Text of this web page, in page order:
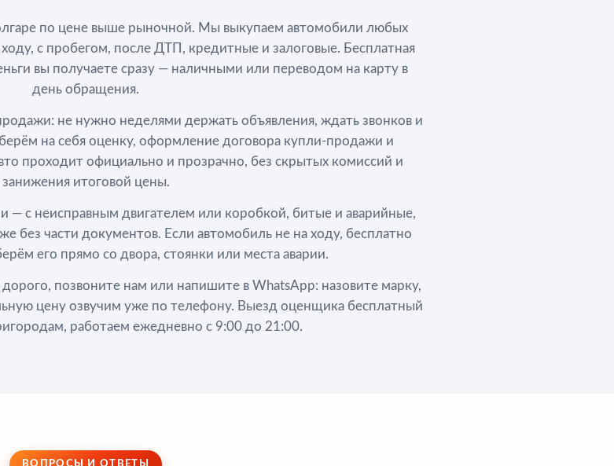
по цене выше рыночной. Мы выкупаем автомобили любых
с пробегом, после ДТП, кредитные и залоговые. Бесплатная
вы получаете сразу — наличными или переводом на карту в
день обращения.
не нужно неделями держать объявления, ждать звонков и
на себя оценку, оформление договора купли-продажи и
проходит официально и прозрачно, без скрытых комиссий и
занижения итоговой цены.
с неисправным двигателем или коробкой, битые и аварийные,
без части документов. Если автомобиль не на ходу, бесплатно
его прямо со двора, стоянки или места аварии.
позвоните нам или напишите в WhatsApp: назовите марку,
цену озвучим уже по телефону. Выезд оценщика бесплатный
работаем ежедневно с 9:00 до 21:00.